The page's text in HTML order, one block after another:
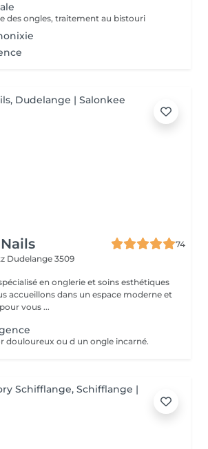
des ongles, traitement au bistouri
74
Dudelange 3509
en onglerie et soins esthétiques
vous ...
douloureux ou d un ongle incarné.